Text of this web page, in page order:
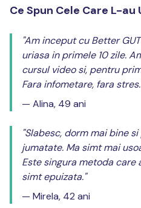
Ce Spun Cele Care L-au
"Am inceput cu Better
uriasa in primele 10 zile.
cursul video si, pentru
Fara infometare, fara
— Alina, 49 ani
"Slabesc, dorm mai bine
jumatate. Ma simt mai
Este singura metoda care
simt epuizata."
— Mirela, 42 ani